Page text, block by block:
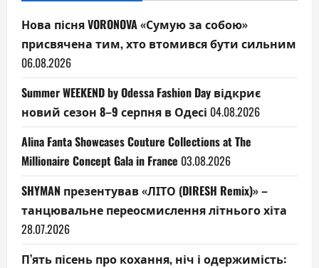
Нова пісня VORONOVA «Сумую за собою»
присвячена тим, хто втомився бути сильним
06.08.2026
Summer WEEKEND by Odessa Fashion Day відкриє
новий сезон 8–9 серпня в Одесі 04.08.2026
Alina Fanta Showcases Couture Collections at The
Millionaire Concept Gala in France 03.08.2026
SHYMAN презентував «ЛІТО (DIRESH Remix)» –
танцювальне переосмислення літнього хіта
28.07.2026
П’ять пісень про кохання, ніч і одержимість: